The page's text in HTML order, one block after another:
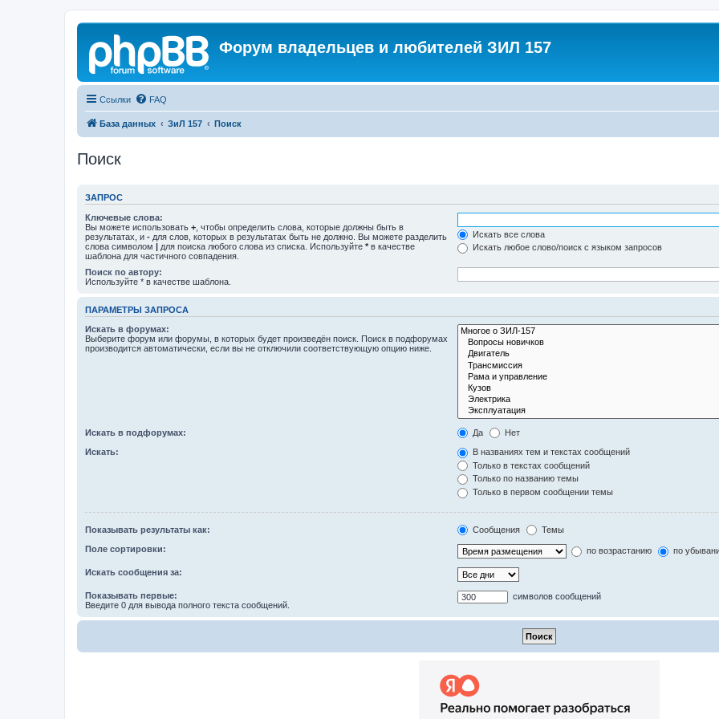
Форум владельцев и любителей ЗИЛ 157
Ссылки FAQ
База данных ЗиЛ 157 Поиск
Поиск
ЗАПРОС
Ключевые слова:
Вы можете использовать + , чтобы определить слова, которые должны быть в
результатах, и - для слов, которых в результатах быть не должно. Вы можете разделить
слова символом | для поиска любого слова из списка. Используйте * в качестве
шаблона для частичного совпадения.
Искать все слова
Искать любое слово/поиск с языком запросов
Поиск по автору:
Используйте * в качестве шаблона.
ПАРАМЕТРЫ ЗАПРОСА
Искать в форумах:
Выберите форум или форумы, в которых будет произведён поиск. Поиск в подфорумах
производится автоматически, если вы не отключили соответствующую опцию ниже.
Искать в подфорумах: Да Нет
Искать:
В названиях тем и текстах сообщений
Только в текстах сообщений
Только по названию темы
Только в первом сообщении темы
Показывать результаты как: Сообщения Темы
Поле сортировки: по возрастанию по
Искать сообщения за:
Показывать первые:
Введите 0 для вывода полного текста сообщений.
символов сообщений